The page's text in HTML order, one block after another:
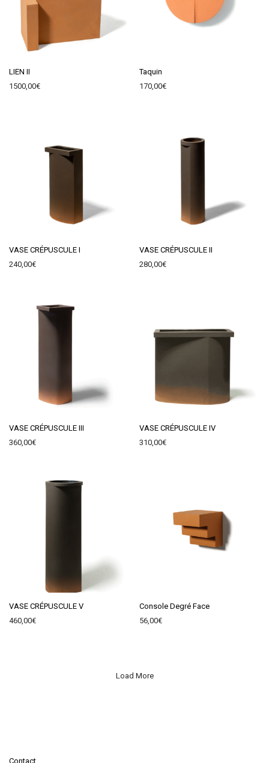
LIEN II
1500,00€
Taquin
170,00€
VASE CRÉPUSCULE I
240,00€
VASE CRÉPUSCULE II
280,00€
VASE CRÉPUSCULE III
360,00€
VASE CRÉPUSCULE IV
310,00€
VASE CRÉPUSCULE V
460,00€
Console Degré Face
56,00€
Load More
Contact